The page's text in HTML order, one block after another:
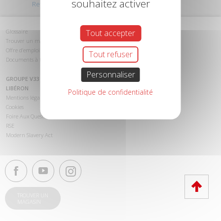
Retour au début
Glossaire
Trouver un magasin
Offre d’emploi
Documents à télécharger
GROUPE V33
LIBÉRON
Mentions légales
Cookies
Foire Aux Questions (FAQ)
RSE
Modern Slavery Act
souhaitez activer
Tout accepter
Tout refuser
Personnaliser
Politique de confidentialité